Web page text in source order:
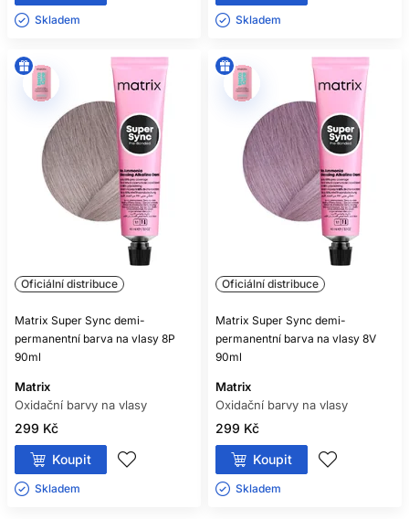
Skladem ㅤ Skladem ㅤ
Oficiální distribuce
Matrix Super Sync demi-
permanentní barva na vlasy 8P
90ml
Matrix
Oxidační barvy na vlasy
299 Kč
Koupit
Skladem ㅤ
Oficiální distribuce
Matrix Super Sync demi-
permanentní barva na vlasy 8V
90ml
Matrix
Oxidační barvy na vlasy
299 Kč
Koupit
Skladem ㅤ